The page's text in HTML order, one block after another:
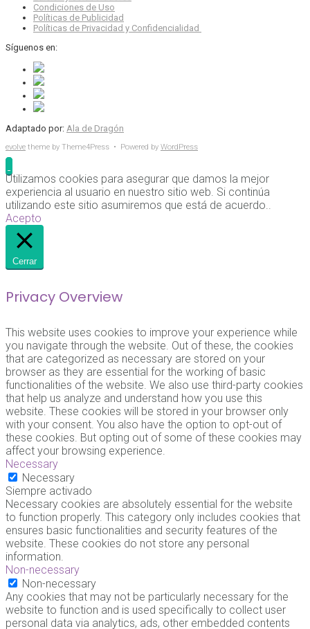
Condiciones de Uso
Políticas de Publicidad
Políticas de Privacidad y Confidencialidad
Síguenos en:
Adaptado por: Ala de Dragón
evolve theme by Theme4Press • Powered by WordPress
Utilizamos cookies para asegurar que damos la mejor
experiencia al usuario en nuestro sitio web. Si continúa
utilizando este sitio asumiremos que está de acuerdo..
Acepto
Cerrar
Privacy Overview
This website uses cookies to improve your experience while
you navigate through the website. Out of these, the cookies
that are categorized as necessary are stored on your
browser as they are essential for the working of basic
functionalities of the website. We also use third-party cookies
that help us analyze and understand how you use this
website. These cookies will be stored in your browser only
with your consent. You also have the option to opt-out of
these cookies. But opting out of some of these cookies may
affect your browsing experience.
Necessary
Necessary
Siempre activado
Necessary cookies are absolutely essential for the website
to function properly. This category only includes cookies that
ensures basic functionalities and security features of the
website. These cookies do not store any personal
information.
Non-necessary
Non-necessary
Any cookies that may not be particularly necessary for the
website to function and is used specifically to collect user
personal data via analytics, ads, other embedded contents